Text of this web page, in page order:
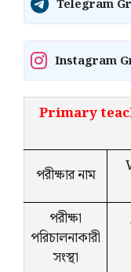
Telegram
Instagram
Primary
পরীক্ষার নাম
পরীক্ষা
পরিচালনাকারী
সংস্থা